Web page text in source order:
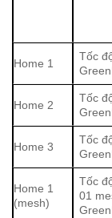
Home 1
Tốc
Home 2
Tốc
Home 3
Tốc
Home 1
(mesh)
Tốc
01